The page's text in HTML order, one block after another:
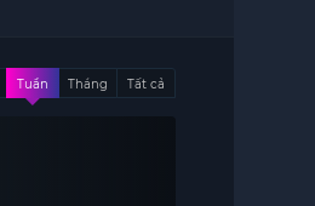
Tuần Tháng Tất cả